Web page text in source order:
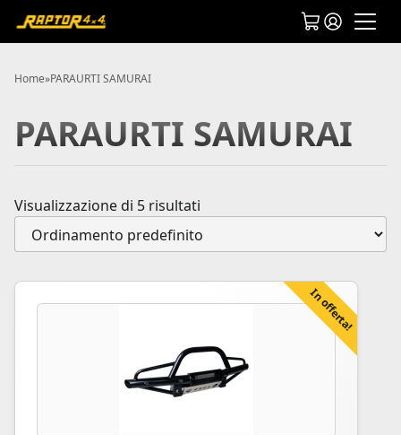
Home»PARAURTI SAMURAI
PARAURTI SAMURAI
Visualizzazione di 5 risultati
In offerta!